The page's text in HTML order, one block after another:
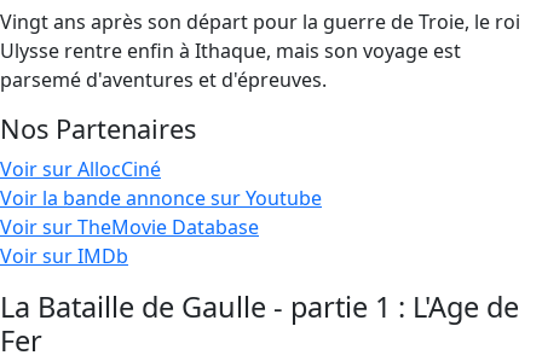
Vingt ans après son départ pour la guerre de Troie, le roi
Ulysse rentre enfin à Ithaque, mais son voyage est
parsemé d'aventures et d'épreuves.
Nos Partenaires
Voir sur AllocCiné
Voir la bande annonce sur Youtube
Voir sur TheMovie Database
Voir sur IMDb
La Bataille de Gaulle - partie 1 : L'Age de
Fer